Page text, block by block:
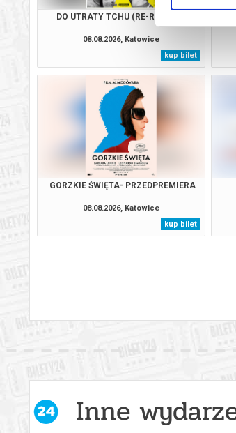
DO UTRATY TCHU (RE-RELEASE)
08.08.2026, Katowice
kup bilet
GORZKIE ŚWIĘTA- PRZEDPREMIERA
08.08.2026, Katowice
kup bilet
Inne